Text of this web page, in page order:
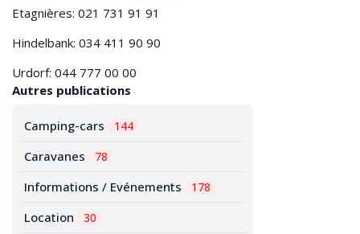
Etagnières: 021 731 91 91
Hindelbank: 034 411 90 90
Urdorf: 044 777 00 00
Autres publications
Camping-cars 144
Caravanes 78
Informations / Evénements 178
Location 30